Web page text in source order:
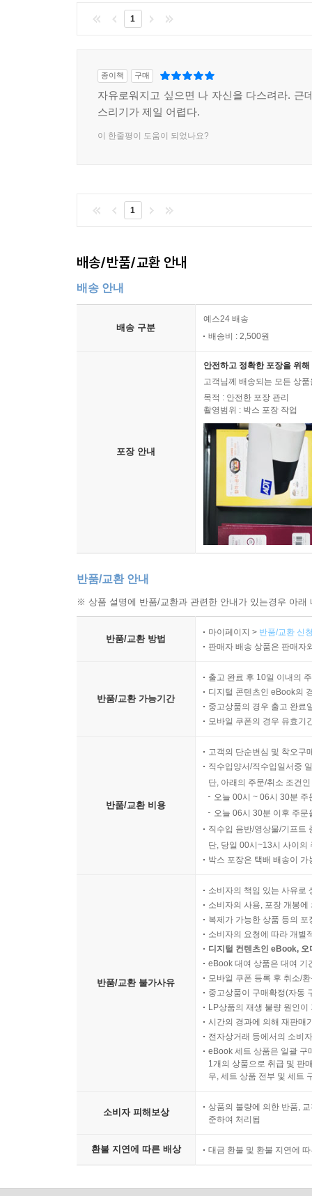
1
종이책 구매
자유로워지고 싶으면 나 자신을 다스려라. 근
스리기가 제일 어렵다.
이 한줄평이 도움이 되었나요?
1
배송/반품/교환 안내
배송 안내
배송 구분
예스24 배송
배송비 : 2,500원
포장 안내
안전하고 정확한 포장을 위
고객님께 배송되는 모든 상
목적 : 안전한 포장 관리
촬영범위 : 박스 포장 작업
반품/교환 안내
※ 상품 설명에 반품/교환과 관련한 안내가 있는경우 아
반품/교환 방법
마이페이지 > 반품/교환 신
판매자 배송 상품은 판매자
반품/교환 가능기간
출고 완료 후 10일 이내의
디지털 콘텐츠인 eBook의
중고상품의 경우 출고 완료
모바일 쿠폰의 경우 유효기
반품/교환 비용
고객의 단순변심 및 착오구
직수입양서/직수입일서중
단, 아래의 주문/취소 조건
오늘 00시 ~ 06시 30분
오늘 06시 30분 이후 주
직수입 음반/영상물/기프트
단, 당일 00시~13시 사이의
박스 포장은 택배 배송이
반품/교환 불가사유
소비자의 책임 있는 사유로
소비자의 사용, 포장 개봉
복제가 가능한 상품 등의
소비자의 요청에 따라 개별
디지털 컨텐츠인 eBook,
eBook 대여 상품은 대여 기
모바일 쿠폰 등록 후 취소/
중고상품이 구매확정(자동
LP상품의 재생 불량 원인
시간의 경과에 의해 재판매
전자상거래 등에서의 소비
eBook 세트 상품은 일괄 구
1개의 상품으로 취급 및 판
우, 세트 상품 전부 및 세트
소비자 피해보상
상품의 불량에 의한 반품,
준하여 처리됨
환불 지연에 따른 배상 대금 환불 및 환불 지연에